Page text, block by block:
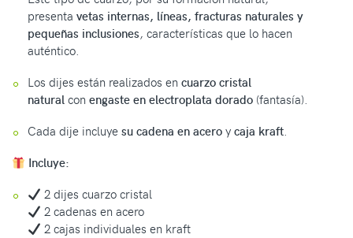
presenta vetas internas, líneas, fracturas naturales y
pequeñas inclusiones, características que lo hacen
auténtico.
Los dijes están realizados en cuarzo cristal
natural con engaste en electroplata dorado (fantasía).
Cada dije incluye su cadena en acero y caja kraft.
Incluye:
2 dijes cuarzo cristal
2 cadenas en acero
2 cajas individuales en kraft